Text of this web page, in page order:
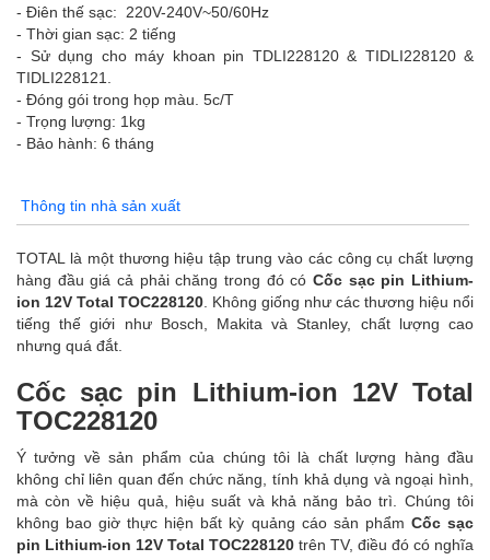
- Điên thế sạc: 220V-240V~50/60Hz
- Thời gian sạc: 2 tiếng
- Sử dụng cho máy khoan pin TDLI228120 & TIDLI228120 &
TIDLI228121.
- Đóng gói trong họp màu. 5c/T
- Trọng lượng: 1kg
- Bảo hành: 6 tháng
Thông tin nhà sản xuất
TOTAL là một thương hiệu tập trung vào các công cụ chất lượng
hàng đầu giá cả phải chăng trong đó có Cốc sạc pin Lithium-
ion 12V Total TOC228120 . Không giống như các thương hiệu nổi
tiếng thế giới như Bosch, Makita và Stanley, chất lượng cao
nhưng quá đắt.
Cốc sạc pin Lithium-ion 12V Total
TOC228120
Ý tưởng về sản phẩm của chúng tôi là chất lượng hàng đầu
không chỉ liên quan đến chức năng, tính khả dụng và ngoại hình,
mà còn về hiệu quả, hiệu suất và khả năng bảo trì. Chúng tôi
không bao giờ thực hiện bất kỳ quảng cáo sản phẩm Cốc sạc
pin Lithium-ion 12V Total TOC228120 trên TV, điều đó có nghĩa